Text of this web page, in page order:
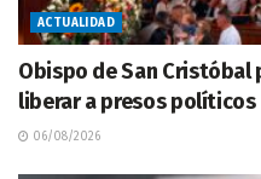
ACTUALIDAD
Obispo de San Cristóbal
liberar a presos políticos
06/08/2026